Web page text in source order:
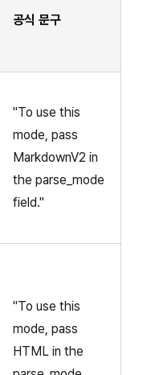
공식 문구
"To use this
mode, pass
MarkdownV2 in
the parse_mode
field."
"To use this
mode, pass
HTML in the